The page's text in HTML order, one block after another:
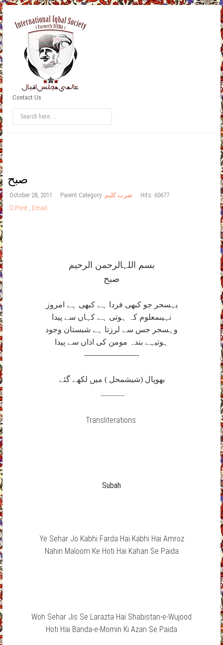
Contact Us
صبح
October 28, 2011 Parent Category: ضرب کلیم
Hits: 60677
Print , Email
بسم اللہالرحمن الرحيم
صبح
يہسحر جو کبھی فردا ہے کبھی ہے امروز
نہيںمعلوم کہ ہوتی ہے کہاں سے پيدا
وہسحر جس سے لرزتا ہے شبستان وجود
ہوتی ہے بندہ مومن کی اذاں سے پيدا
----------------------
بھوپال (شيشمحل ) ميں لکھے گئے
------------
Transliterations
Subah
Ye Sehar Jo Kabhi Farda Hai Kabhi Hai Amroz
Nahin Maloom Ke Hoti Hai Kahan Se Paida
Woh Sehar Jis Se Larazta Hai Shabistan-e-Wujood
Hoti Hai Banda-e-Momin Ki Azan Se Paida